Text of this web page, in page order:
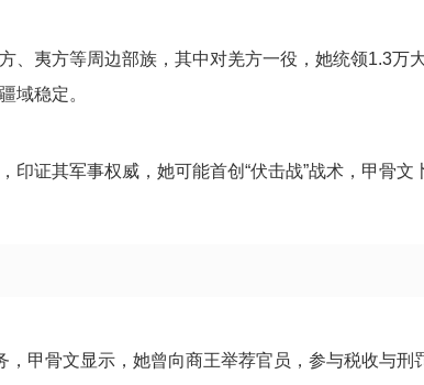
、夷方等周边部族，其中对羌方一役，她统领1.3万
域稳定。
印证其军事权威，她可能首创“伏击战”战术，甲骨文
，甲骨文显示，她曾向商王举荐官员，参与税收与刑